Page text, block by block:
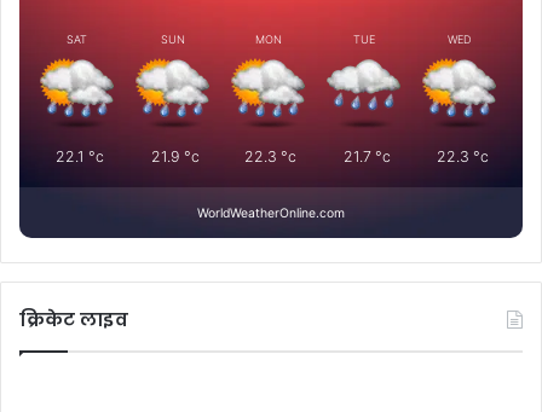
SAT
22.1 °c
SUN
21.9 °c
MON
22.3 °c
TUE
21.7°c
WED
22.3 °c
WorldWeatherOnline.com
क्रिकेट लाइव